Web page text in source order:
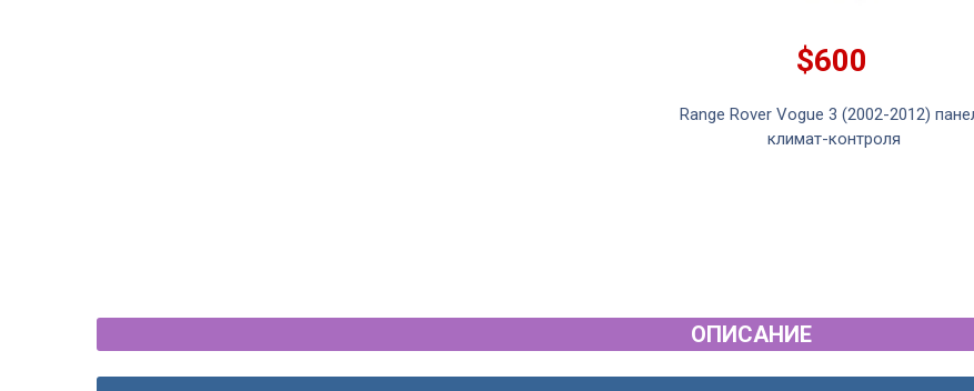
$600
Range Rover Vogue 3 (2002-2012)
климат-контроля
ОПИСАНИЕ